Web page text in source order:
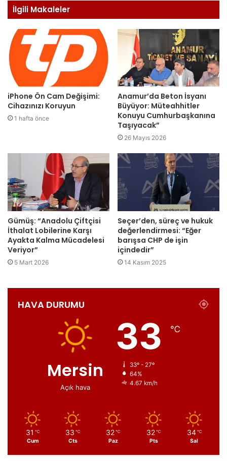
İlgili Makaleler
iPhone Ön Cam Değişimi:
Cihazınızı Koruyun
1 hafta önce
Anamur’da Beton İsyanı
Büyüyor: Müteahhitler
Konuyu Cumhurbaşkanına
Taşıyacak”
26 Mayıs 2026
Gümüş: “Anadolu Çiftçisi
İthalat Lobilerine Karşı
Ayakta Kalma Mücadelesi
Veriyor”
5 Mart 2026
Seçer’den, süreç ve hukuk
değerlendirmesi: “Eğer
barışsa CHP de işin
içindedir”
14 Kasım 2025
HAVA DURUMU
Mersin
Açık hava
33 ℃
33º - 27º
64%
4.67 km/h
31 ℃
Cum
33 ℃
Cts
32 ℃
Paz
32 ℃
Pts
34 ℃
Sal